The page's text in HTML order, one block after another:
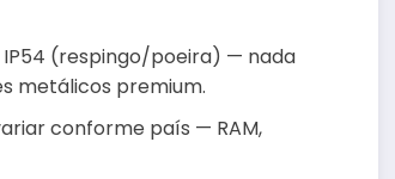
(respingo/poeira) — nada
metálicos premium.
conforme país — RAM,